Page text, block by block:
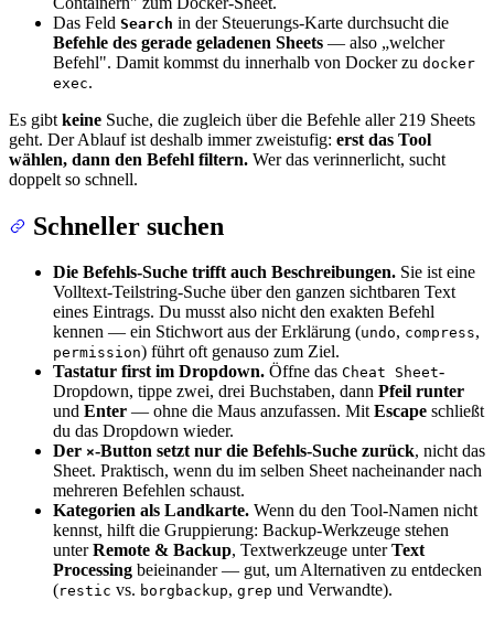
Das Feld Search in der Steuerungs-Karte durchsucht die
Befehle des gerade geladenen Sheets — also „welcher
Befehl". Damit kommst du innerhalb von Docker zu docker
exec.
Es gibt keine Suche, die zugleich über die Befehle aller 219 Sheets
geht. Der Ablauf ist deshalb immer zweistufig: erst das Tool
wählen, dann den Befehl filtern. Wer das verinnerlicht, sucht
doppelt so schnell.
Schneller suchen
Die Befehls-Suche trifft auch Beschreibungen. Sie ist eine
Volltext-Teilstring-Suche über den ganzen sichtbaren Text
eines Eintrags. Du musst also nicht den exakten Befehl
kennen — ein Stichwort aus der Erklärung (undo, compress,
permission) führt oft genauso zum Ziel.
Tastatur first im Dropdown. Öffne das Cheat Sheet-
Dropdown, tippe zwei, drei Buchstaben, dann Pfeil runter
und Enter — ohne die Maus anzufassen. MitEscape schließt
du das Dropdown wieder.
Der ×-Button setzt nur die Befehls-Suche zurück, nicht das
Sheet. Praktisch, wenn du im selben Sheet nacheinander nach
mehreren Befehlen schaust.
Kategorien als Landkarte. Wenn du den Tool-Namen nicht
kennst, hilft die Gruppierung: Backup-Werkzeuge stehen
unterRemote & Backup, Textwerkzeuge unterText
Processing beieinander — gut, um Alternativen zu entdecken
(restic vs. borgbackup, grep und Verwandte).